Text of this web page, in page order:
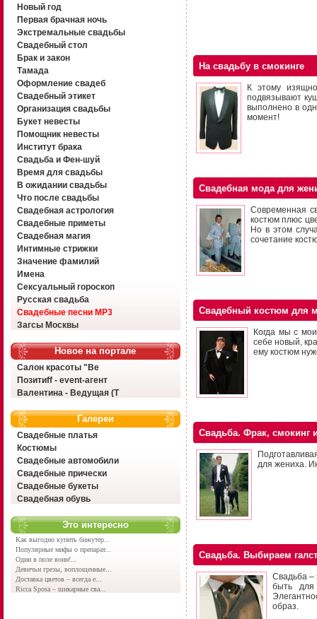
Новый год
Первая брачная ночь
Экстремальные свадьбы
Свадебный стол
Брак и закон
Тамада
Оформление свадеб
Свадебный этикет
Организация свадьбы
Букет невесты
Помощник невесты
Институт брака
Свадьба и Фен-шуй
Время для свадьбы
В ожидании свадьбы
Что после свадьбы
Свадебная астрология
Свадебные приметы
Свадебная магия
Интимные стрижки
Значение фамилий
Имена
Сексуальный гороскоп
Русская свадьба
Свадебные песни MP3
Загсы Москвы
Новое на портале
Салон красоты "Ве
Позитиff - event-агент
Валентина - Ведущая (Т
Галереи
Свадебные платья
Костюмы
Свадебные автомобили
Свадебные прически
Свадебные букеты
Свадебная обувь
Это интересно
Как выгодно купить бижутер...
Популярные мифы о препарат...
Один в поле воин!...
Девичьи грезы, воплощенные...
Доставка цветов – всегда е...
Ricca Sposa – шикарные сва...
На свадьбу в смокинге
К этому
подвязывают
выполнено в
момент!
Свадебная мода для
Современная
костюм плюс
Но в этом
сочетание
Свадебный костюм для
Когда мы с
себе новый,
ему костюм
Свадьба. Фрак, смокинг
для жениха.
Свадьба. Выбираем
Свадьба –
быть для
образ.